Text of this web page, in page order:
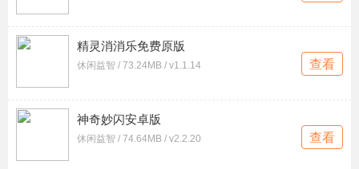
精灵消消乐免费原版
休闲益智 / 73.24MB / v1.1.14 查看
神奇妙闪安卓版
休闲益智 / 74.64MB / v2.2.20 查看